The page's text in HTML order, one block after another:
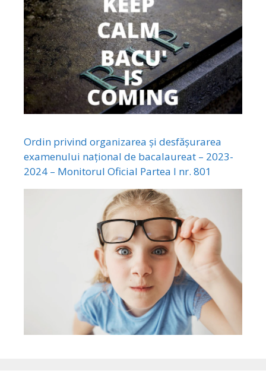
Ordin privind organizarea și desfășurarea
examenului național de bacalaureat – 2023-
2024 – Monitorul Oficial Partea I nr. 801